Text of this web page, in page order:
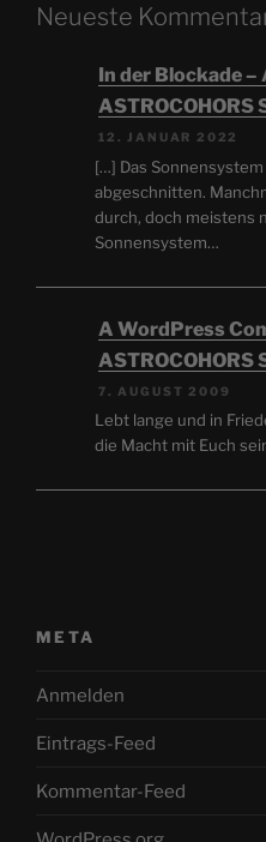
Neueste
In der Blockade –
ASTROCOHORS
12. JANUAR 2022
[…] Das
abgeschnitten.
durch, doch meistens
Sonnensystem…
A WordPress
ASTROCOHORS
7. AUGUST 2009
Lebt lange und in
die Macht mit Euch
META
Anmelden
Eintrags-Feed
Kommentar-Feed